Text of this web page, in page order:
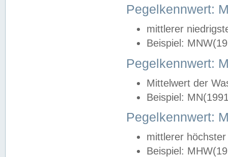
Pegelkennwert:
mittlerer
Beispiel:
Pegelkennwert:
Mittelwert der
Beispiel:
Pegelkennwert:
mittlerer
Beispiel: